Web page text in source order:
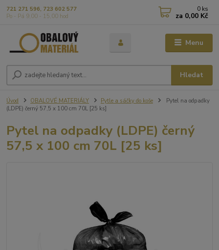
Menu
Hledat
721 271 596, 723 602 577
Po - Pá 9,00 - 15,00 hod
0 ks
za 0,00 Kč
Úvod OBALOVÉ MATERIÁLY Pytle a sáčky do koše
Pytel na odpadky
(LDPE) černý 57,5 x 100 cm 70L [25 ks]
Pytel na odpadky (LDPE) černý
57,5 x 100 cm 70L [25 ks]